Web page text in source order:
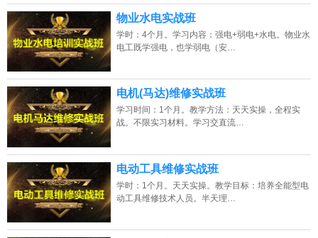
物业水电实战班
学时：4个月。学习内容：强电+弱电+水电。物业水
电工既学强电，也学弱电（安…
电机(马达)维修实战班
学习时间：1个月。教学方法：天天实操，全程实
战。不限实习材料。学习交直流…
电动工具维修实战班
学时：1个月。天天实操。教学目标：培养全能型电
动工具维修技术人员。半天理…